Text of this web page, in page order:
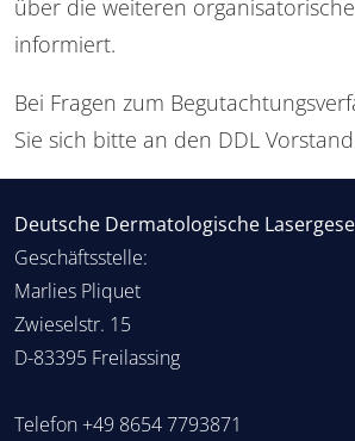
über die weiteren
informiert.
Bei Fragen zum
Sie sich bitte an den DDL
Deutsche Dermatologische
Geschäftsstelle:
Marlies Pliquet
Zwieselstr. 15
D-83395 Freilassing
Telefon +49 8654 7793871